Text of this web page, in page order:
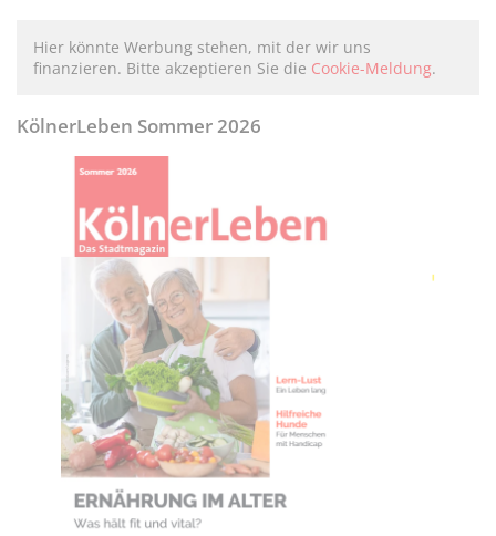
Hier könnte Werbung stehen, mit der wir uns
finanzieren. Bitte akzeptieren Sie die Cookie-Meldung.
KölnerLeben Sommer 2026